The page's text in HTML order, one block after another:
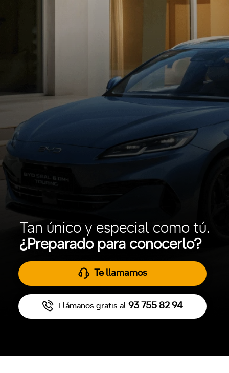
Tan único y especial como tú.
¿Preparado para conocerlo?
Te llamamos
Llámanos gratis al 93 755 82 94